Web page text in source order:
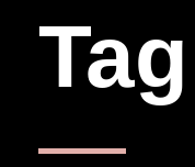
Tag